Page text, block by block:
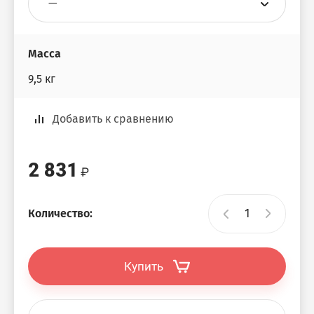
Масса
9,5 кг
Добавить к сравнению
2 831
Количество:
Купить